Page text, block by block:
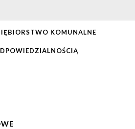
KOMUNALNE